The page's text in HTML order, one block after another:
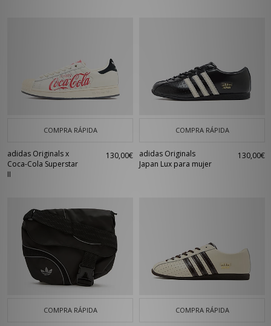
COMPRA RÁPIDA
adidas Originals x
Coca-Cola Superstar
II
130,00€
COMPRA RÁPIDA
adidas Originals
Japan Lux para mujer
130,00€
COMPRA RÁPIDA COMPRA RÁPIDA